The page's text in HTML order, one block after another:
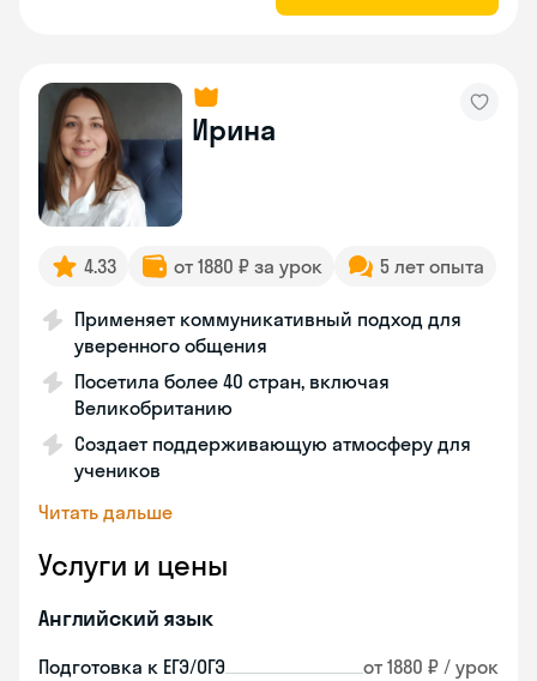
Ирина
4.33 от 1880 ₽ за урок 5 лет опыта
Применяет коммуникативный подход для
уверенного общения
Посетила более 40 стран, включая
Великобританию
Создает поддерживающую атмосферу для
учеников
Читать дальше
Услуги и цены
Английский язык
Подготовка к ЕГЭ/ОГЭ от 1880 ₽ / урок